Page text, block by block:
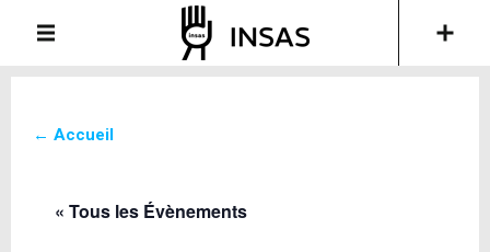
← Accueil
« Tous les Évènements